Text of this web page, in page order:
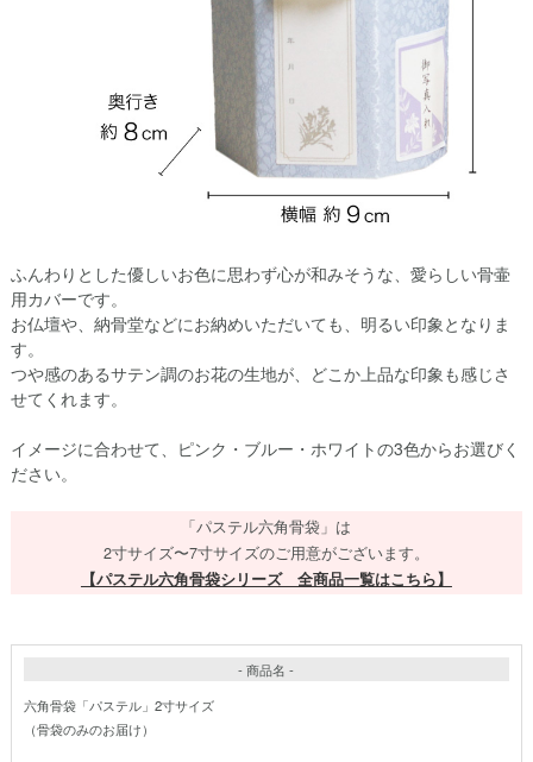
ふんわりとした優しいお色に思わず心が和みそうな、愛らしい骨壷
用カバーです。
お仏壇や、納骨堂などにお納めいただいても、明るい印象となりま
す。
つや感のあるサテン調のお花の生地が、どこか上品な印象も感じさ
せてくれます。
イメージに合わせて、ピンク・ブルー・ホワイトの3色からお選びく
ださい。
「パステル六角骨袋」は
2寸サイズ〜7寸サイズのご用意がございます。
【パステル六角骨袋シリーズ 全商品一覧はこちら】
- 商品名 -
六角骨袋「パステル」2寸サイズ
（骨袋のみのお届け）